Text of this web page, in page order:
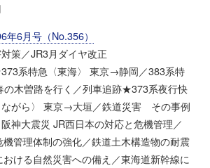
6月号（No.356）
策／JR3月ダイヤ改正
系特急〈東海〉 東京→静岡／383系特
の木曽路を行く／列車追跡★373系夜行快
ながら〉 東京→大垣／鉄道災害 その事例
神大震災 JR西日本の対応と危機管理／
管理体制の強化／鉄道土木構造物の耐震
ける自然災害への備え／東海道新幹線に